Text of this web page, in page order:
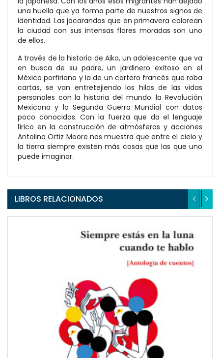
una huella que ya forma parte de nuestros signos de
identidad. Las jacarandas que en primavera colorean
la ciudad con sus intensas flores moradas son uno
de ellos.
A través de la historia de Aiko, un adolescente que va
en busca de su padre, un jardinero exitoso en el
México porfiriano y la de un cartero francés que roba
cartas, se van entretejiendo los hilos de las vidas
personales con la historia del mundo: la Revolución
Mexicana y la Segunda Guerra Mundial con datos
poco conocidos. Con la fuerza que da el lenguaje
lírico en la construcción de atmósferas y acciones
Antolina Ortiz Moore nos muestra que entre el cielo y
la tierra siempre existen más cosas que las que uno
puede imaginar.
LIBROS RELACIONADOS
QUICKVIEW
WISHLIST